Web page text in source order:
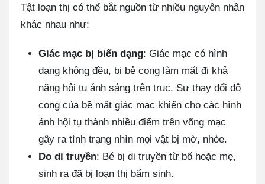
Tật loạn thị có thể bắt nguồn từ nhiều nguyên nhân
khác nhau như:
Giác mạc bị biến dạng: Giác mạc có hình
dạng không đều, bị bẻ cong làm mất đi khả
năng hội tụ ánh sáng trên trục. Sự thay đổi độ
cong của bề mặt giác mạc khiến cho các hình
ảnh hội tụ thành nhiều điểm trên võng mạc
gây ra tình trạng nhìn mọi vật bị mờ, nhòe.
Do di truyền: Bé bị di truyền từ bố hoặc mẹ,
sinh ra đã bị loạn thị bẩm sinh.